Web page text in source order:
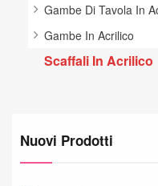
Gambe Di Tavola In
Gambe In Acrilico
Scaffali In Acrilico
Nuovi Prodotti